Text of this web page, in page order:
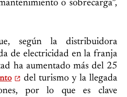
o sobrecarga”,
según la distribuidora
de electricidad en la franja
ha aumentado más del 25
del turismo y la llegada
por lo que es clave